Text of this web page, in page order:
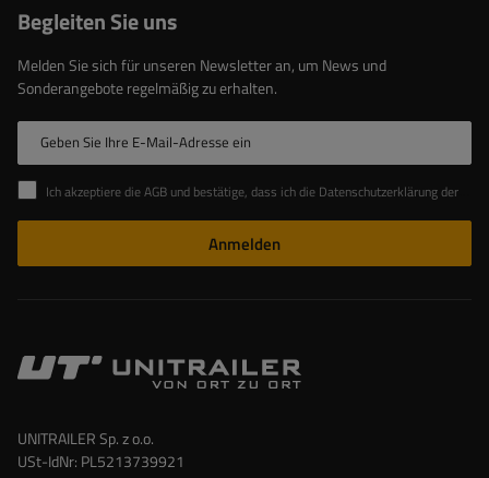
Begleiten Sie uns
Melden Sie sich für unseren Newsletter an, um News und
Sonderangebote regelmäßig zu erhalten.
Geben Sie Ihre E-Mail-Adresse ein
Ich akzeptiere die AGB und bestätige, dass ich die Datenschutzerklärung der Website zur Kenntnis genommen habe
Anmelden
UNITRAILER Sp. z o.o.
USt-IdNr: PL5213739921